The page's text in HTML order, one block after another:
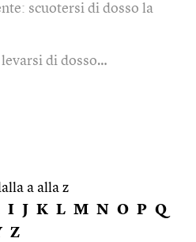
scuotersi di dosso la
levarsi di dosso…
a alla z
I J K L M N O P Q
Z